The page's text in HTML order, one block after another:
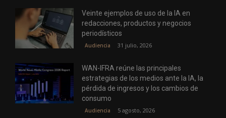
Veinte ejemplos de uso de la IA en
redacciones, productos y negocios
periodísticos
Audiencia 31 julio, 2026
WAN-IFRA reúne las principales
estrategias de los medios ante la IA, la
pérdida de ingresos y los cambios de
consumo
Audiencia 5 agosto, 2026